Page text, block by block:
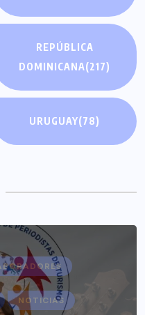
REPÚBLICA
DOMINICANA(217)
URUGUAY(78)